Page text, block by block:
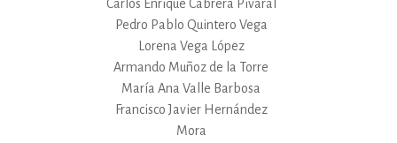
Carlos Enrique Cabrera Pivaral
Pedro Pablo Quintero Vega
Lorena Vega López
Armando Muñoz de la Torre
María Ana Valle Barbosa
Francisco Javier Hernández
Mora